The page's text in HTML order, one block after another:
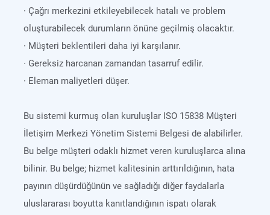
· Çağrı merkezini etkileyebilecek hatalı ve problem
oluşturabilecek durumların önüne geçilmiş olacaktır.
· Müşteri beklentileri daha iyi karşılanır.
· Gereksiz harcanan zamandan tasarruf edilir.
· Eleman maliyetleri düşer.
Bu sistemi kurmuş olan kuruluşlar ISO 15838 Müşteri
İletişim Merkezi Yönetim Sistemi Belgesi de alabilirler.
Bu belge müşteri odaklı hizmet veren kuruluşlarca alına
bilinir. Bu belge; hizmet kalitesinin arttırıldığının, hata
payının düşürdüğünün ve sağladığı diğer faydalarla
uluslararası boyutta kanıtlandığının ispatı olarak